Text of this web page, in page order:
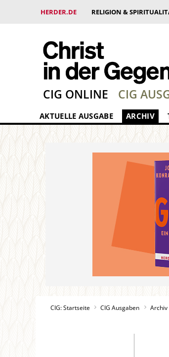
HERDER.DE RELIGION &
CIG ONLINE CIG
AKTUELLE AUSGABE ARCHIV
CIG: Startseite CIG Ausgaben Archiv